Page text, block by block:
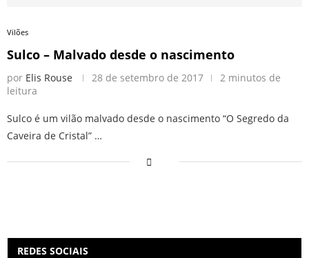
Vilões
Sulco – Malvado desde o nascimento
por Elis Rouse 28 de setembro de 2017
2 minutos de
leitura
Sulco é um vilão malvado desde o nascimento “O Segredo da
Caveira de Cristal” …
REDES SOCIAIS